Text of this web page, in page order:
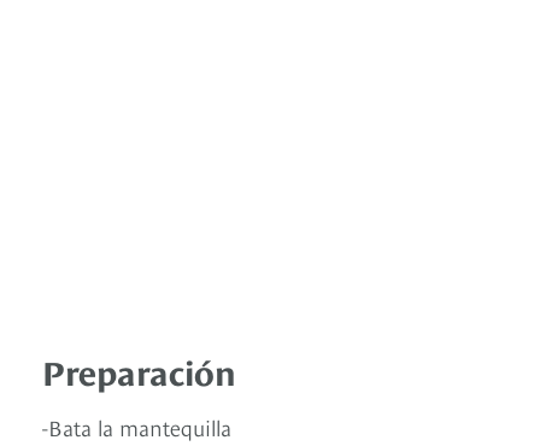
Preparación
-Bata la mantequilla